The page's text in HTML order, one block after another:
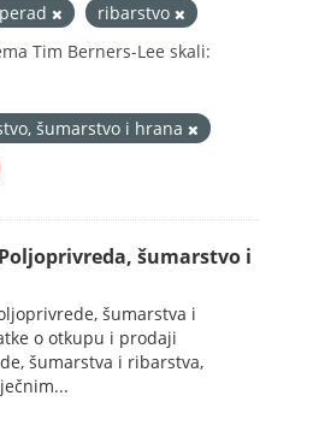
perad
ribarstvo
Tim Berners-Lee skali:
šumarstvo i hrana
šumarstvo i
šumarstva i
o otkupu i prodaji
šumarstva i ribarstva,